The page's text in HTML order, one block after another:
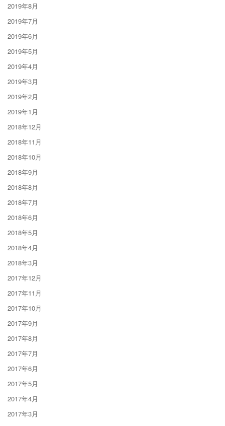
2019年8月
2019年7月
2019年6月
2019年5月
2019年4月
2019年3月
2019年2月
2019年1月
2018年12月
2018年11月
2018年10月
2018年9月
2018年8月
2018年7月
2018年6月
2018年5月
2018年4月
2018年3月
2017年12月
2017年11月
2017年10月
2017年9月
2017年8月
2017年7月
2017年6月
2017年5月
2017年4月
2017年3月